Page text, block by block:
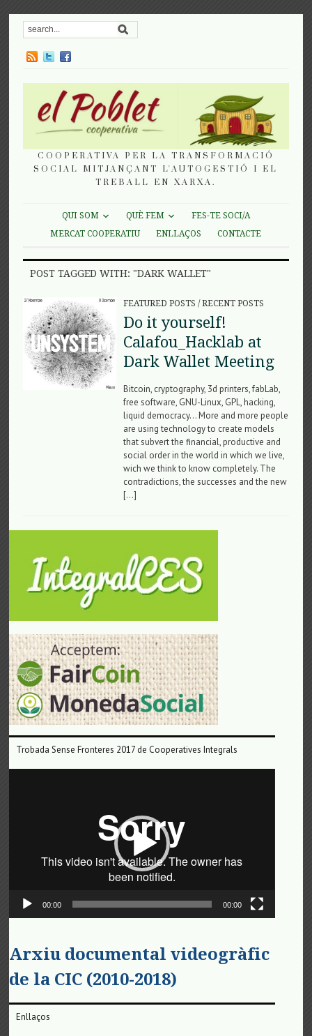
COOPERATIVA PER LA TRANSFORMACIÓ
SOCIAL MITJANÇANT L'AUTOGESTIÓ I EL
TREBALL EN XARXA.
QUI SOM QUÈ FEM
FES-TE SOCI/A
MERCAT COOPERATIU
ENLLAÇOS CONTACTE
POST TAGGED WITH: "DARK WALLET"
FEATURED POSTS /RECENT POSTS
Do it yourself!
Calafou_Hacklab at
Dark Wallet Meeting
Bitcoin, cryptography, 3d printers, fabLab,
free software, GNU-Linux, GPL, hacking,
liquid democracy… More and more people
are using technology to create models
that subvert the financial, productive and
social order in the world in which we live,
wich we think to know completely. The
contradictions, the successes and the new
[…]
Trobada Sense Fronteres 2017 de Cooperatives Integrals
00:00 00:00
Arxiu documental videogràfic
de la CIC (2010-2018)
Enllaços